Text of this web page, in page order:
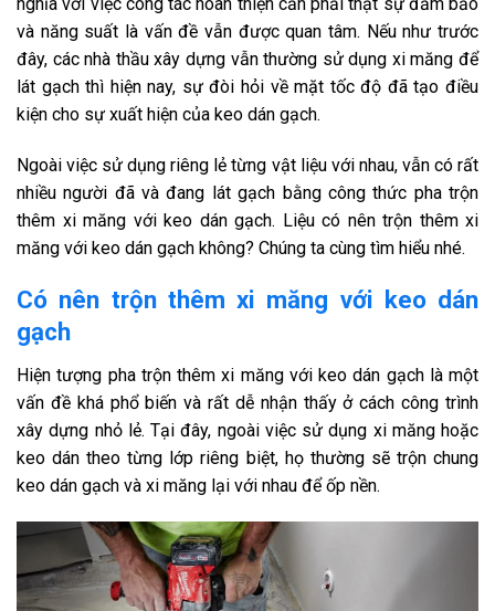
và năng suất là vấn đề vẫn được quan tâm. Nếu như trước
đây, các nhà thầu xây dựng vẫn thường sử dụng xi măng để
lát gạch thì hiện nay, sự đòi hỏi về mặt tốc độ đã tạo điều
kiện cho sự xuất hiện của keo dán gạch.
Ngoài việc sử dụng riêng lẻ từng vật liệu với nhau, vẫn có rất
nhiều người đã và đang lát gạch bằng công thức pha trộn
thêm xi măng với keo dán gạch. Liệu có nên trộn thêm xi
măng với keo dán gạch không? Chúng ta cùng tìm hiểu nhé.
Có nên trộn thêm xi măng với keo dán
gạch
Hiện tượng pha trộn thêm xi măng với keo dán gạch là một
vấn đề khá phổ biến và rất dễ nhận thấy ở cách công trình
xây dựng nhỏ lẻ. Tại đây, ngoài việc sử dụng xi măng hoặc
keo dán theo từng lớp riêng biệt, họ thường sẽ trộn chung
keo dán gạch và xi măng lại với nhau để ốp nền.